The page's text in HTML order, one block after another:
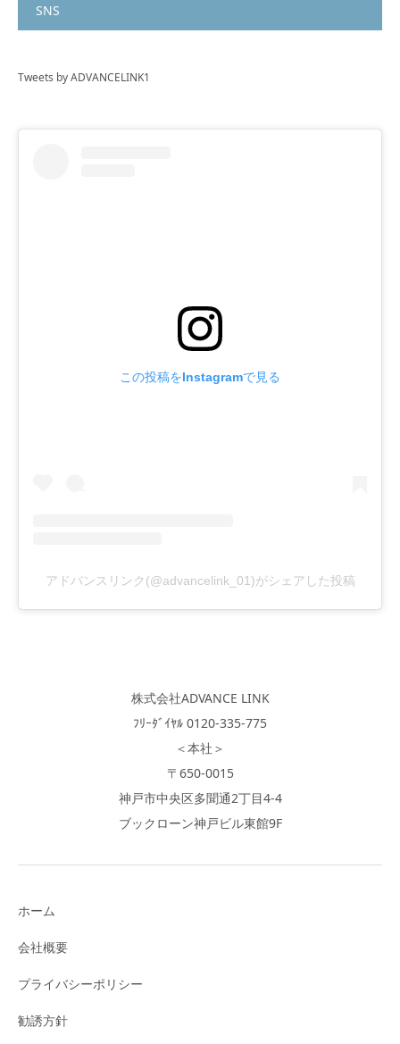
SNS
Tweets by ADVANCELINK1
この投稿をInstagramで見る
アドバンスリンク(@advancelink_01)がシェアした投稿
株式会社ADVANCE LINK
ﾌﾘｰﾀﾞｲﾔﾙ 0120-335-775
＜本社＞
〒650-0015
神戸市中央区多聞通2丁目4-4
ブックローン神戸ビル東館9F
ホーム
会社概要
プライバシーポリシー
勧誘方針